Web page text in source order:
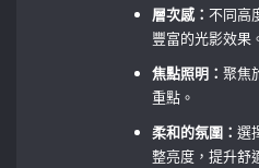
層次感：不同高
豐富的光影效果
焦點照明：聚焦
重點。
柔和的氛圍：選
整亮度，提升舒